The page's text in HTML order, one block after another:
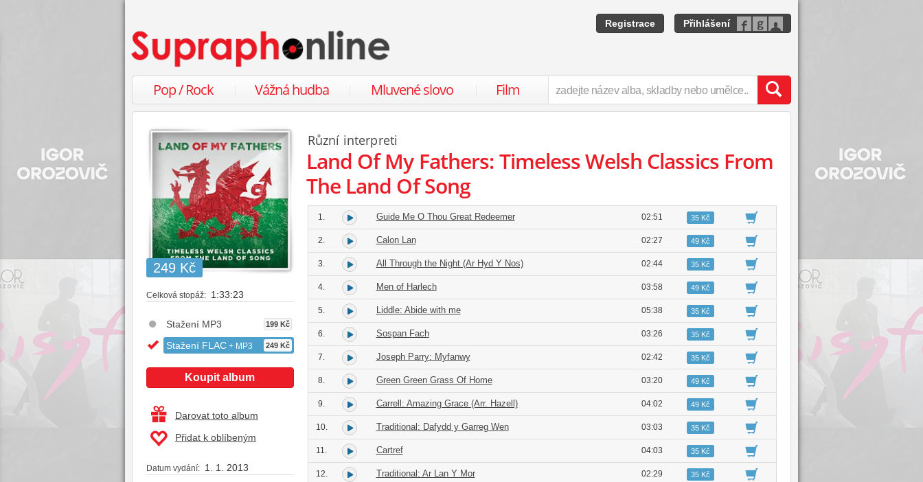
Registrace Přihlášení
Pop / Rock Vážná hudba Mluvené slovo Film
249 Kč
Celková stopáž: 1:33:23
Stažení MP3 199 Kč
Stažení FLAC + MP3 249 Kč
Koupit album
Darovat toto album
Přidat k oblíbeným
Datum vydání: 1. 1. 2013
Různí interpreti
Land Of My Fathers: Timeless Welsh Classics From
The Land Of Song
1. Guide Me O Thou Great Redeemer 02:51 35 Kč
2. Calon Lan 02:27 49 Kč
3. All Through the Night (Ar Hyd Y Nos) 02:44 35 Kč
4. Men of Harlech 03:58 49 Kč
5. Liddle: Abide with me 05:38 35 Kč
6. Sospan Fach 03:26 35 Kč
7. Joseph Parry: Myfanwy 02:42 35 Kč
8. Green Green Grass Of Home 03:20 49 Kč
9. Carrell: Amazing Grace (Arr. Hazell) 04:02 49 Kč
10. Traditional: Dafydd y Garreg Wen 03:03 35 Kč
11. Cartref 04:03 35 Kč
12. Traditional: Ar Lan Y Mor 02:29 35 Kč